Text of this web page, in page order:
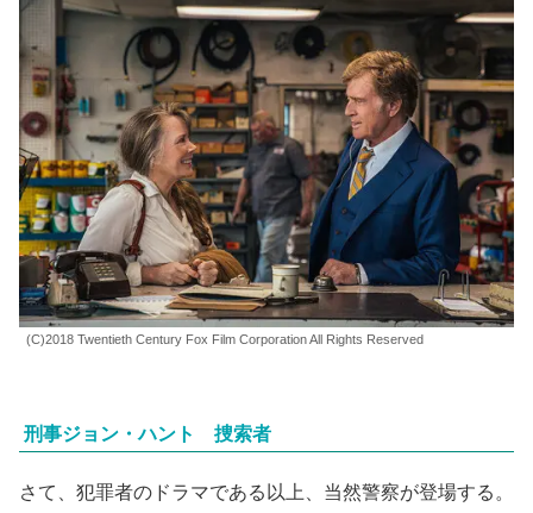
(C)2018 Twentieth Century Fox Film Corporation All Rights Reserved
刑事ジョン・ハント 捜索者
さて、犯罪者のドラマである以上、当然警察が登場する。